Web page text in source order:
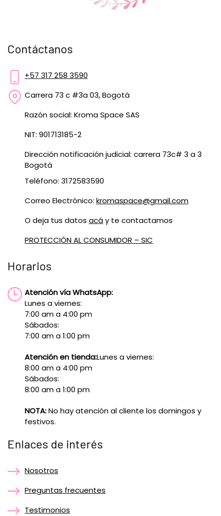
Contáctanos
+57 317 258 3590
Carrera 73 c #3a 03, Bogotá
Razón social: Kroma Space SAS
NIT: 901713185-2
Dirección notificación judicial: carrera 73c# 3 a 3
Bogotá
Teléfono: 3172583590
Correo Electrónico: kromaspace@gmail.com
O deja tus datos acáy te contactamos
PROTECCIÓN AL CONSUMIDOR – SIC
Horarios
Atención vía WhatsApp:
Lunes a viernes:
7:00 am a 4:00 pm
Sábados:
7:00 am a 1:00 pm
Atención en tienda:Lunes a viernes:
8:00 am a 4:00 pm
Sábados:
8:00 am a 1:00 pm
NOTA:No hay atención al cliente los domingos y
festivos.
Enlaces de interés
Nosotros
Preguntas frecuentes
Testimonios